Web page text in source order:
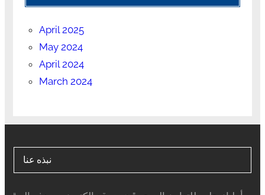
April 2025
May 2024
April 2024
March 2024
نبذه عنا